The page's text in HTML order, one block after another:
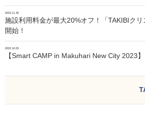
2023.11.30
施設利用料金が最大20%オフ！「TAKIBIクリ
開始！
2023.10.05
【Smart CAMP in Makuhari New City 2023